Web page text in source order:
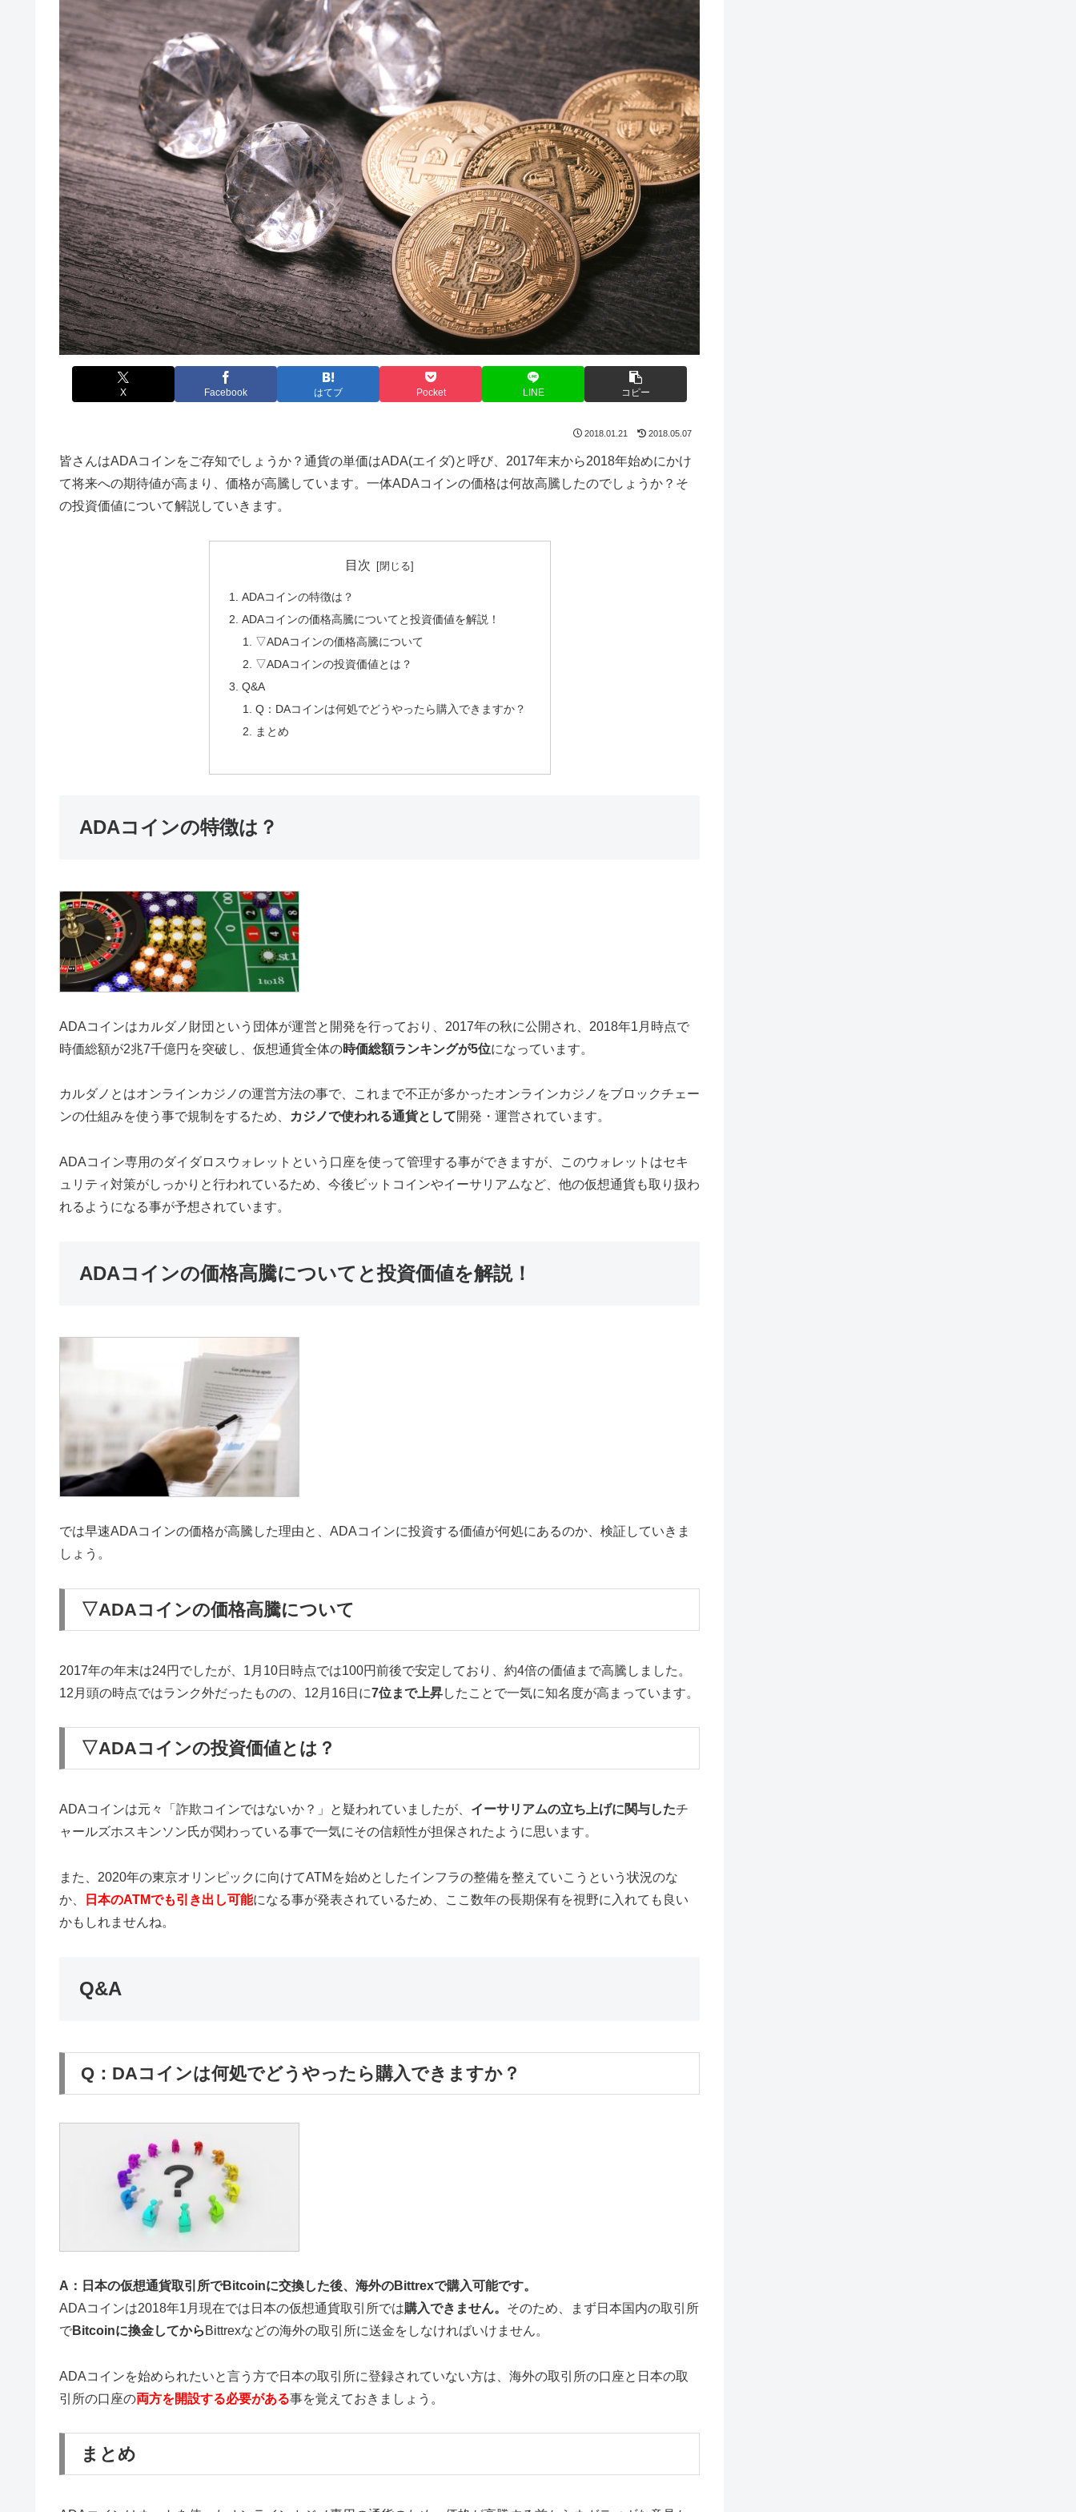
X Facebook はてブ Pocket LINE コピー
2018.01.21 2018.05.07
皆さんはADAコインをご存知でしょうか？通貨の単価はADA(エイダ)と呼び、2017年末から2018年始めにかけ
て将来への期待値が高まり、価格が高騰しています。一体ADAコインの価格は何故高騰したのでしょうか？そ
の投資価値について解説していきます。
目次
ADAコインの特徴は？
ADAコインの価格高騰についてと投資価値を解説！
▽ADAコインの価格高騰について
▽ADAコインの投資価値とは？
Q&A
Q：DAコインは何処でどうやったら購入できますか？
まとめ
ADAコインの特徴は？
ADAコインはカルダノ財団という団体が運営と開発を行っており、2017年の秋に公開され、2018年1月時点で
時価総額が2兆7千億円を突破し、仮想通貨全体の時価総額ランキングが5位になっています。
カルダノとはオンラインカジノの運営方法の事で、これまで不正が多かったオンラインカジノをブロックチェー
ンの仕組みを使う事で規制をするため、
カジノで使われる通貨として開発・運営されています。
ADAコイン専用のダイダロスウォレットという口座を使って管理する事ができますが、このウォレットはセキ
ュリティ対策がしっかりと行われているため、今後ビットコインやイーサリアムなど、他の仮想通貨も取り扱わ
れるようになる事が予想されています。
ADAコインの価格高騰についてと投資価値を解説！
では早速ADAコインの価格が高騰した理由と、ADAコインに投資する価値が何処にあるのか、検証していきま
しょう。
▽ADAコインの価格高騰について
2017年の年末は24円でしたが、1月10日時点では100円前後で安定しており、約4倍の価値まで高騰しました。
12月頭の時点ではランク外だったものの、12月16日に7位まで上昇したことで一気に知名度が高まっています。
▽ADAコインの投資価値とは？
ADAコインは元々「詐欺コインではないか？」と疑われていましたが、 イーサリアムの立ち上げに関与したチ
ャールズホスキンソン氏が関わっている事で一気にその信頼性が担保されたように思います。
また、2020年の東京オリンピックに向けてATMを始めとしたインフラの整備を整えていこうという状況のな
か、
日本のATMでも引き出し可能になる事が発表されているため、ここ数年の長期保有を視野に入れても良い
かもしれませんね。
Q&A
Q：DAコインは何処でどうやったら購入できますか？
A：日本の仮想通貨取引所でBitcoinに交換した後、海外のBittrexで購入可能です。
ADAコインは2018年1月現在では日本の仮想通貨取引所では購入できません。 そのため、まず日本国内の取引所
でBitcoinに換金してから Bittrexなどの海外の取引所に送金をしなければいけません。
ADAコインを始められたいと言う方で日本の取引所に登録されていない方は、海外の取引所の口座と日本の取
引所の口座の両方を開設する必要がある事を覚えておきましょう。
まとめ